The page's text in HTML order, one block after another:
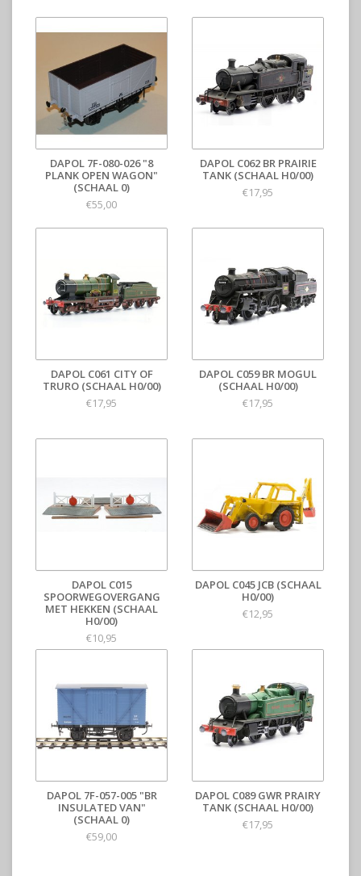
DAPOL 7F-080-026 "8
PLANK OPEN WAGON"
(SCHAAL 0)
€55,00
DAPOL C062 BR PRAIRIE
TANK (SCHAAL H0/00)
€17,95
DAPOL C061 CITY OF
TRURO (SCHAAL H0/00)
€17,95
DAPOL C059 BR MOGUL
(SCHAAL H0/00)
€17,95
DAPOL C015
SPOORWEGOVERGANG
MET HEKKEN (SCHAAL
H0/00)
€10,95
DAPOL C045 JCB (SCHAAL
H0/00)
€12,95
DAPOL 7F-057-005 "BR
INSULATED VAN"
(SCHAAL 0)
€59,00
DAPOL C089 GWR PRAIRY
TANK (SCHAAL H0/00)
€17,95